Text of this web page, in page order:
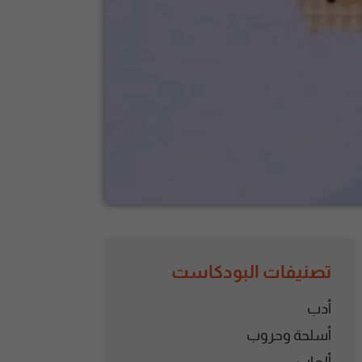
تصنيفات البودكاست
أدب
أسلحة وحروب